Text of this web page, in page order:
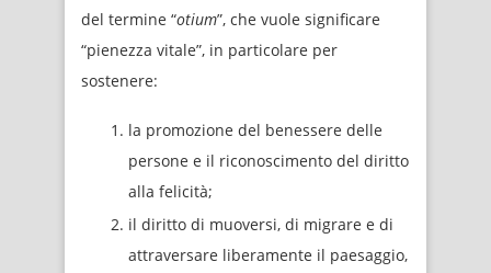
del termine “otium”, che vuole significare
“pienezza vitale”, in particolare per
sostenere:
la promozione del benessere delle
persone e il riconoscimento del diritto
alla felicità;
il diritto di muoversi, di migrare e di
attraversare liberamente il paesaggio,